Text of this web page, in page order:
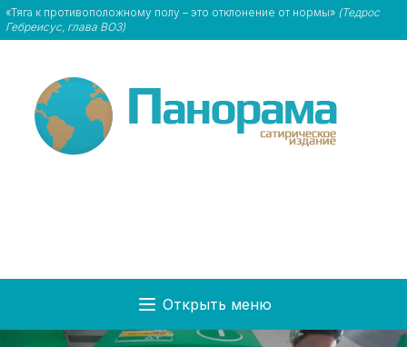
«Тяга к противоположному полу – это отклонение от нормы» (Тедрос
Гебреисус, глава ВОЗ)
Открыть меню